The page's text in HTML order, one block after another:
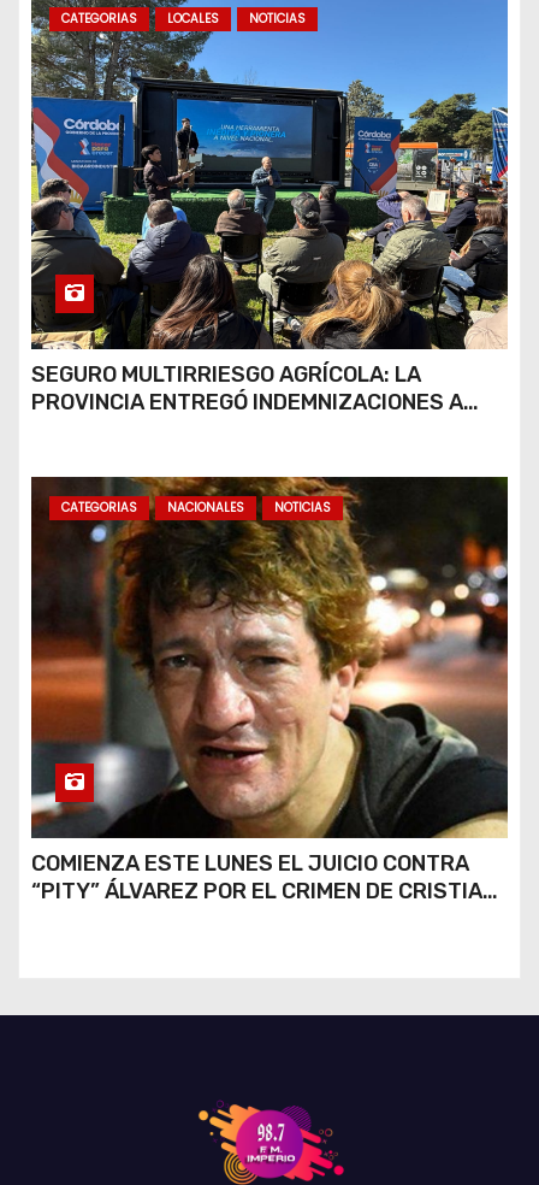
CATEGORIAS LOCALES NOTICIAS
SEGURO MULTIRRIESGO AGRÍCOLA: LA
PROVINCIA ENTREGÓ INDEMNIZACIONES A
CATEGORIAS NACIONALES NOTICIAS
COMIENZA ESTE LUNES EL JUICIO CONTRA
“PITY” ÁLVAREZ POR EL CRIMEN DE CRISTIAN